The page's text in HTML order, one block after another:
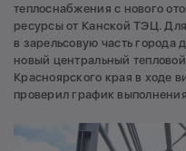
теплоснабжения с нового
ресурсы от Канской ТЭЦ.
в зарельсовую часть
новый центральный
Красноярского края в ходе
проверил график